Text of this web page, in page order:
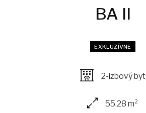
BA II
EXKLUZÍVNE
2-izbový byt
55.28 m²